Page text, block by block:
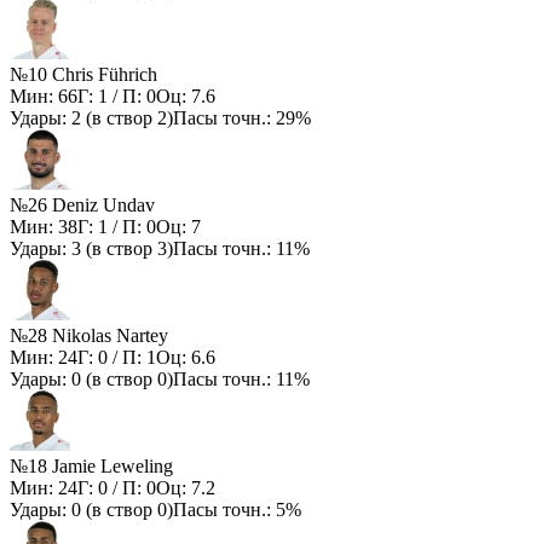
№10 Chris Führich
Мин: 66Г: 1 / П: 0Оц: 7.6
Удары: 2 (в створ 2)Пасы точн.: 29%
№26 Deniz Undav
Мин: 38Г: 1 / П: 0Оц: 7
Удары: 3 (в створ 3)Пасы точн.: 11%
№28 Nikolas Nartey
Мин: 24Г: 0 / П: 1Оц: 6.6
Удары: 0 (в створ 0)Пасы точн.: 11%
№18 Jamie Leweling
Мин: 24Г: 0 / П: 0Оц: 7.2
Удары: 0 (в створ 0)Пасы точн.: 5%